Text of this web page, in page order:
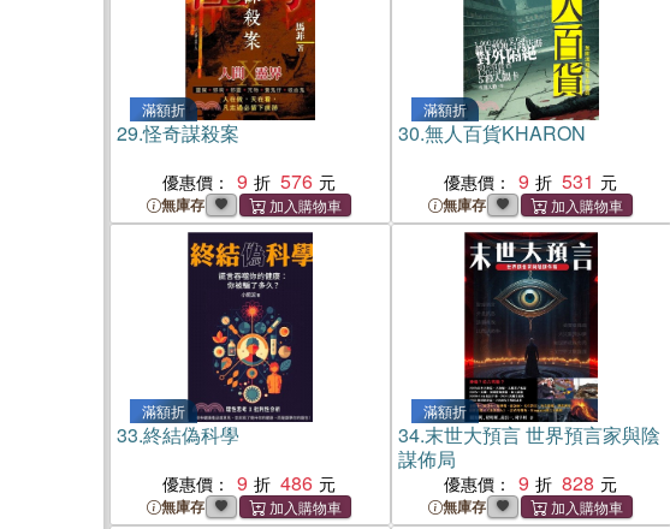
滿額折
29.怪奇謀殺案
優惠價： 9 576
無庫存
滿額折
30.無人百貨KHARON
優惠價： 9 531
無庫存
滿額折
33.終結偽科學
優惠價： 9 486
無庫存
滿額折
34.末世大預言 世界預言家與陰
謀佈局
優惠價： 9 828
無庫存